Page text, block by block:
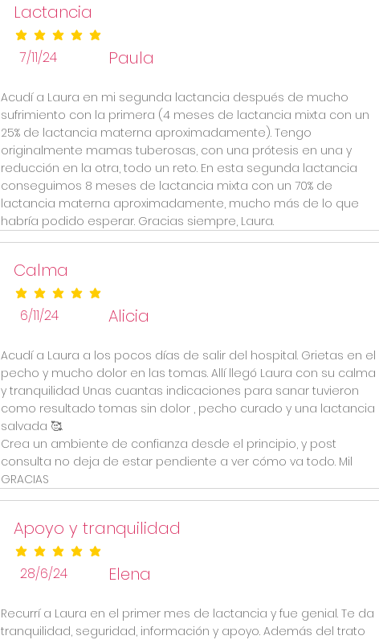
Lactancia
la calificación promedio es 5 de 5
7/11/24 Paula
Acudí a Laura en mi segunda lactancia después de mucho
sufrimiento con la primera (4 meses de lactancia mixta con un
25% de lactancia materna aproximadamente). Tengo
originalmente mamas tuberosas, con una prótesis en una y
reducción en la otra, todo un reto. En esta segunda lactancia
conseguimos 8 meses de lactancia mixta con un 70% de
lactancia materna aproximadamente, mucho más de lo que
habría podido esperar. Gracias siempre, Laura.
Calma
la calificación promedio es 5 de 5
6/11/24 Alicia
Acudí a Laura a los pocos días de salir del hospital. Grietas en el
pecho y mucho dolor en las tomas. Allí llegó Laura con su calma
y tranquilidad Unas cuantas indicaciones para sanar tuvieron
como resultado tomas sin dolor , pecho curado y una lactancia
salvada 🥰.
Crea un ambiente de confianza desde el principio, y post
consulta no deja de estar pendiente a ver cómo va todo. Mil
GRACIAS
Apoyo y tranquilidad
la calificación promedio es 5 de 5
28/6/24 Elena
Recurrí a Laura en el primer mes de lactancia y fue genial. Te da
tranquilidad, seguridad, información y apoyo. Además del trato